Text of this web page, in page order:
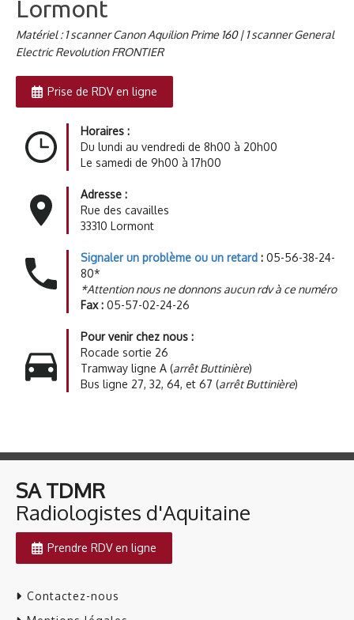
Lormont
Matériel : 1 scanner Canon Aquilion Prime 160 | 1 scanner General
Electric Revolution FRONTIER
Prise de RDV en ligne
Horaires :
Du lundi au vendredi de 8h00 à 20h00
Le samedi de 9h00 à 17h00
Adresse :
Rue des cavailles
33310 Lormont
Signaler un problème ou un retard : 05-56-38-24-
80*
*Attention nous ne donnons aucun rdv à ce numéro
Fax : 05-57-02-24-26
Pour venir chez nous :
Rocade sortie 26
Tramway ligne A (arrêt Buttinière)
Bus ligne 27, 32, 64, et 67 (arrêt Buttinière)
SA TDMR
​​​​​​​Radiologistes d'Aquitaine
Prendre RDV en ligne
Contactez-nous